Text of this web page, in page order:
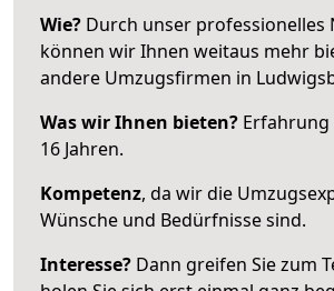
Wie? Durch unser professionelles
können wir Ihnen weitaus mehr
andere Umzugsfirmen in
Was wir Ihnen bieten? Erfahrung
16 Jahren.
Kompetenz, da wir die
Wünsche und Bedürfnisse sind.
Interesse? Dann greifen Sie zum